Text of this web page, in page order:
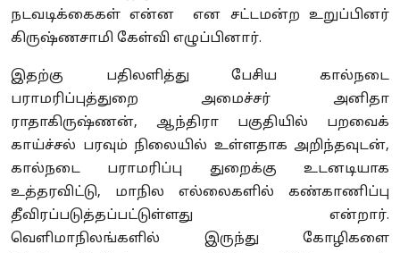
நடவடிக்கைகள் என்ன என சட்டமன்ற உறுப்பினர்
கிருஷ்ணசாமி கேள்வி எழுப்பினார்.
இதற்கு பதிலளித்து பேசிய கால்நடை
பராமரிப்புத்துறை அமைச்சர் அனிதா
ராதாகிருஷ்ணன், ஆந்திரா பகுதியில் பறவைக்
காய்ச்சல் பரவும் நிலையில் உள்ளதாக அறிந்தவுடன்,
கால்நடை பராமரிப்பு துறைக்கு உடனடியாக
உத்தரவிட்டு, மாநில எல்லைகளில் கண்காணிப்பு
தீவிரப்படுத்தப்பட்டுள்ளது என்றார்.
வெளிமாநிலங்களில் இருந்து கோழிகளை